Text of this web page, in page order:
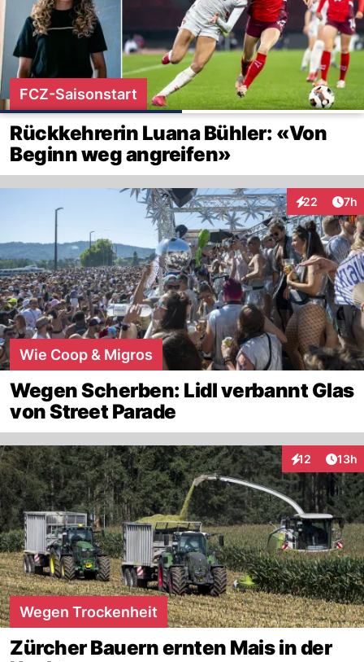
FCZ-Saisonstart
Rückkehrerin Luana Bühler: «Von
Beginn weg angreifen»
22
Interaktionen
7h
Wie Coop & Migros
Wegen Scherben: Lidl verbannt Glas
von Street Parade
12
Interaktionen
13h
Wegen Trockenheit
Zürcher Bauern ernten Mais in der